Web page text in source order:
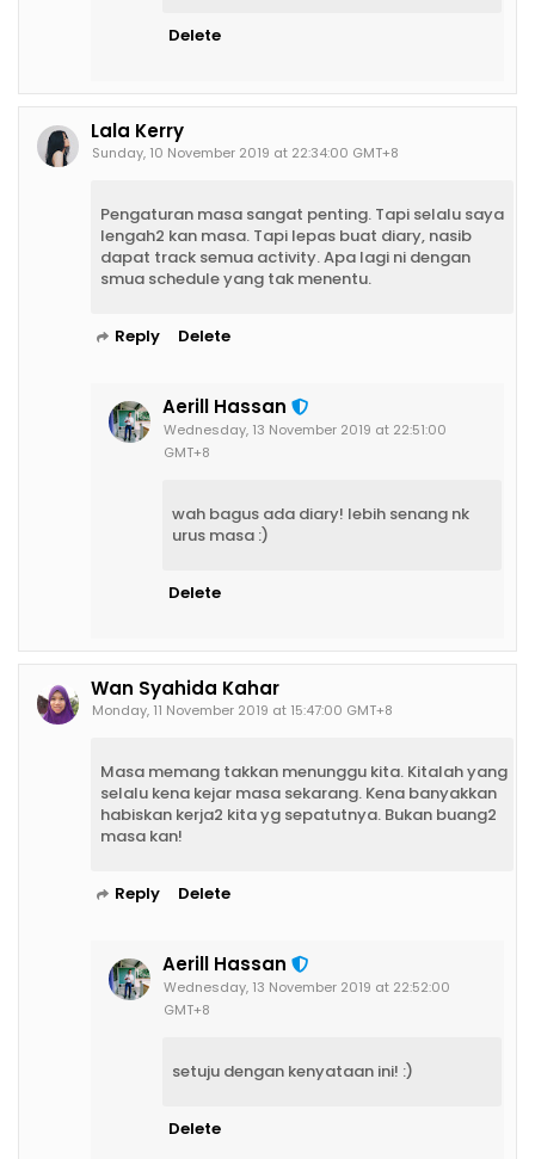
Delete
Lala Kerry
Sunday, 10 November 2019 at 22:34:00 GMT+8
Pengaturan masa sangat penting. Tapi selalu saya
lengah2 kan masa. Tapi lepas buat diary, nasib
dapat track semua activity. Apa lagi ni dengan
smua schedule yang tak menentu.
Reply Delete
Aerill Hassan
Wednesday, 13 November 2019 at 22:51:00
GMT+8
wah bagus ada diary! lebih senang nk
urus masa :)
Delete
Wan Syahida Kahar
Monday, 11 November 2019 at 15:47:00 GMT+8
Masa memang takkan menunggu kita. Kitalah yang
selalu kena kejar masa sekarang. Kena banyakkan
habiskan kerja2 kita yg sepatutnya. Bukan buang2
masa kan!
Reply Delete
Aerill Hassan
Wednesday, 13 November 2019 at 22:52:00
GMT+8
setuju dengan kenyataan ini! :)
Delete